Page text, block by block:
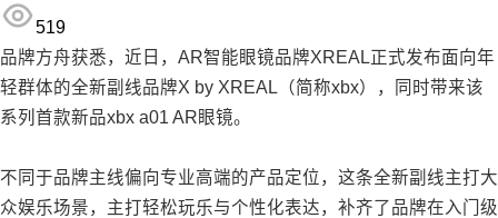
519
品牌方舟获悉，近日，AR智能眼镜品牌XREAL正式发布面向年
轻群体的全新副线品牌X by XREAL（简称xbx），同时带来该
系列首款新品xbx a01 AR眼镜。
不同于品牌主线偏向专业高端的产品定位，这条全新副线主打大
众娱乐场景，主打轻松玩乐与个性化表达，补齐了品牌在入门级